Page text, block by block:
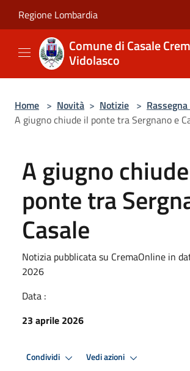
Regione Lombardia
Comune di Casale
Vidolasco
Home > Novità > Notizie >
A giugno chiude il ponte tra Sergnano e
A giugno
ponte tra
Casale
Notizia pubblicata su CremaOnline in
2026
Data :
23 aprile 2026
Condividi Vedi azioni